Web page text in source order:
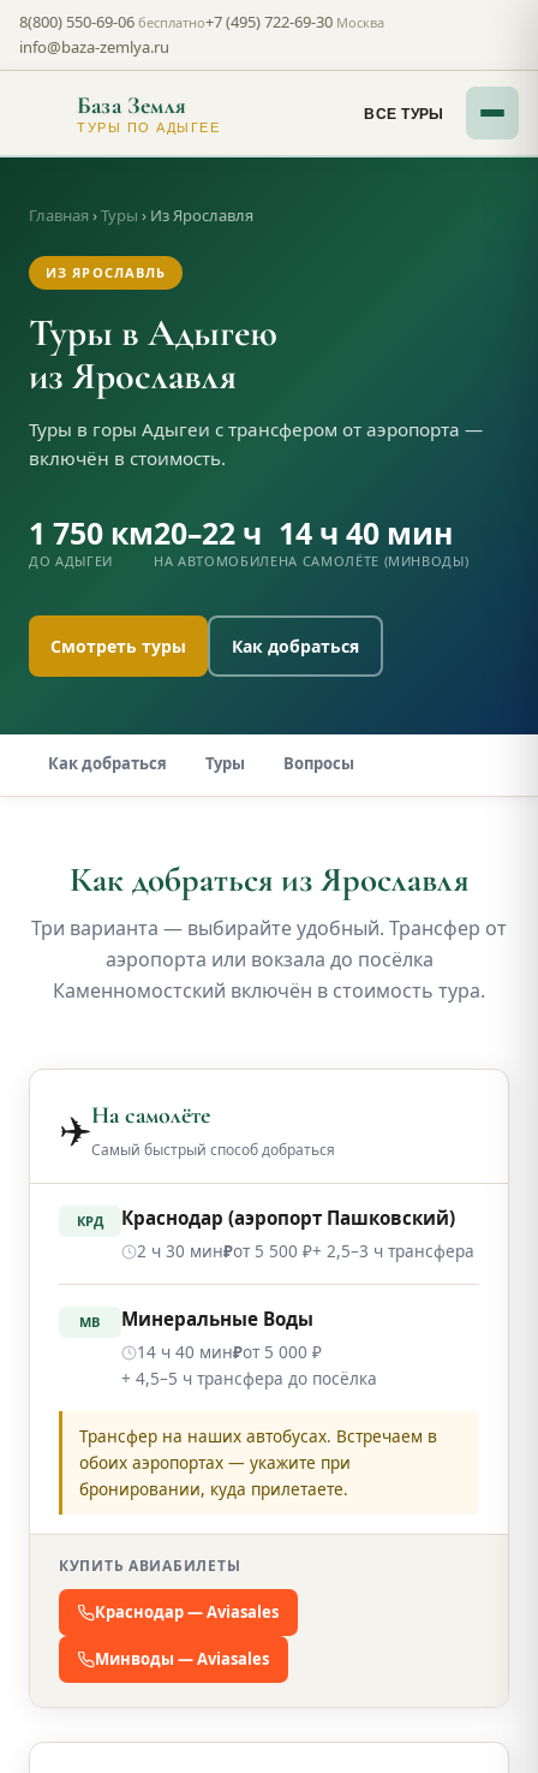
8(800) 550-69-06 бесплатно+7 (495) 722-69-30 Москва
info@baza-zemlya.ru
База Земля
ТУРЫ ПО АДЫГЕЕ
ВСЕ ТУРЫ
Главная ›Туры › Из Ярославля
ИЗ ЯРОСЛАВЛЬ
Туры в Адыгею
из Ярославля
Туры в горы Адыгеи с трансфером от аэропорта —
включён в стоимость.
1 750 км
ДО АДЫГЕИ
20–22 ч
НА АВТОМОБИЛЕ
14 ч 40 мин
НА САМОЛЁТЕ (МИНВОДЫ)
Смотреть туры Как добраться
Как добраться Туры Вопросы
Как добраться из Ярославля
Три варианта — выбирайте удобный. Трансфер от
аэропорта или вокзала до посёлка
Каменномостский включён в стоимость тура.
✈️На самолёте
Самый быстрый способ добраться
КРД Краснодар (аэропорт Пашковский)
2 ч 30 мин₽от 5 500 ₽+ 2,5–3 ч трансфера
МВ Минеральные Воды
14 ч 40 мин₽от 5 000 ₽
+ 4,5–5 ч трансфера до посёлка
Трансфер на наших автобусах. Встречаем в
обоих аэропортах — укажите при
бронировании, куда прилетаете.
КУПИТЬ АВИАБИЛЕТЫ
Краснодар — Aviasales
Минводы — Aviasales